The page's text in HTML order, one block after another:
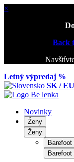
×
Back
Letný výpredaj %
SK /
Novinky
Ženy
Ženy
Barefoot
Barefoot